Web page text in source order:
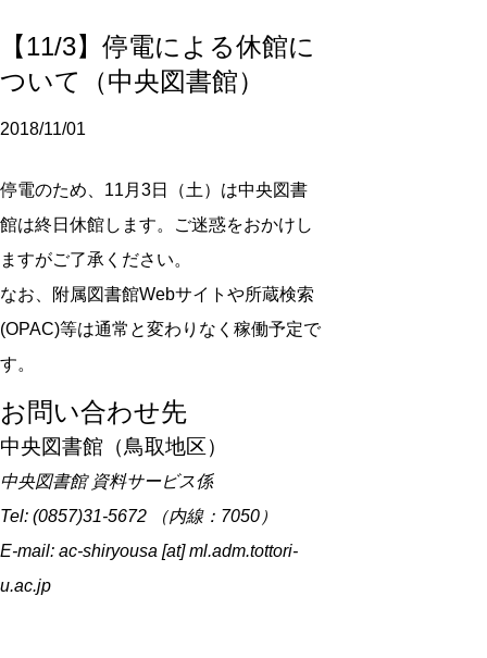
【11/3】停電による休館に
ついて（中央図書館）
2018/11/01
停電のため、11月3日（土）は中央図書
館は終日休館します。ご迷惑をおかけし
ますがご了承ください。
なお、附属図書館Webサイトや所蔵検索
(OPAC)等は通常と変わりなく稼働予定で
す。
お問い合わせ先
中央図書館（鳥取地区）
中央図書館 資料サービス係
Tel: (0857)31-5672 （内線：7050）
E-mail: ac-shiryousa [at] ml.adm.tottori-
u.ac.jp